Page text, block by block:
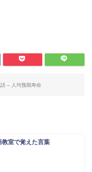
– 人均预期寿命
室で覚えた言葉